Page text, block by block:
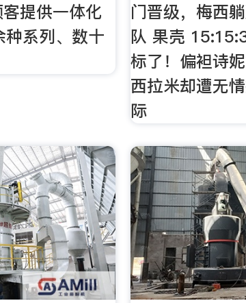
提供一体化
系列、数十
门晋级，梅西
队 果壳
标了！偏袒诗妮
西拉米却遭无
际